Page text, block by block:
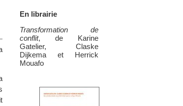
En librairie
Transformation de
conflit, de Karine
Gatelier, Claske
Dijkema et Herrick
Mouafo